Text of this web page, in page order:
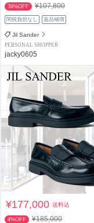
39%OFF ¥107,800
関税負担なし 返品補償
Jil Sander
PERSONAL SHOPPER
jacky0605
¥177,000送料込
4%OFF ¥185,000